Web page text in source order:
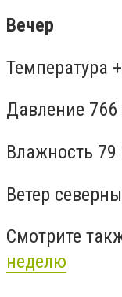
Вечер
Температура
Давление
Влажность 79
Ветер
Смотрите
неделю